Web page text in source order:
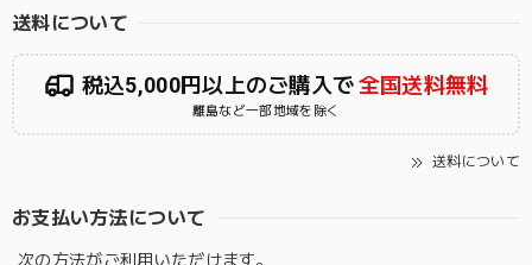
送料について
税込5,000円以上のご購入で全国送料無料
離島など一部地域を除く
送料について
お支払い方法について
次の方法がご利用いただけます。